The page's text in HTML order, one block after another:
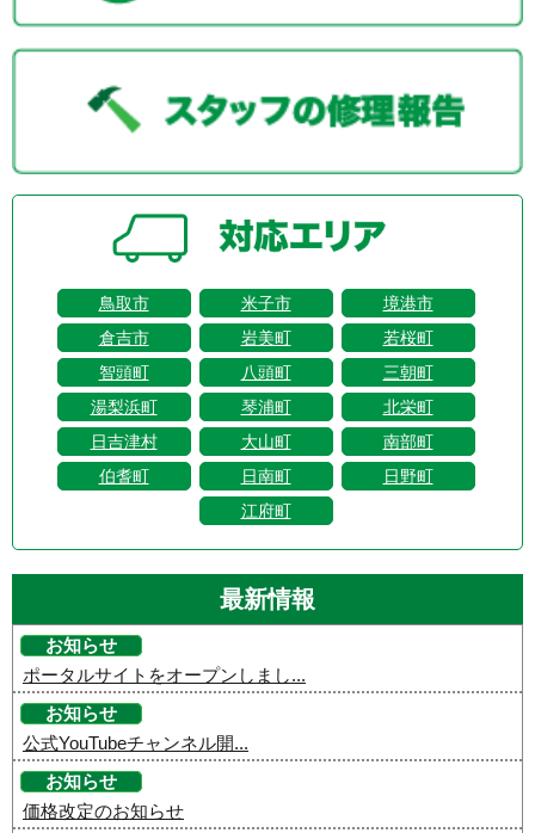
鳥取市 米子市
境港市
倉吉市
岩美町
若桜町
智頭町
八頭町
三朝町
湯梨浜町
琴浦町
北栄町
日吉津村
大山町
南部町
伯耆町
日南町
日野町
江府町
最新情報
お知らせ
ポータルサイトをオープンしまし...
お知らせ
公式YouTubeチャンネル開...
お知らせ
価格改定のお知らせ